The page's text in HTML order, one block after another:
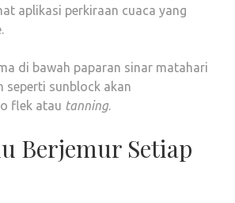
aplikasi perkiraan cuaca yang
di bawah paparan sinar matahari
seperti sunblock akan
flek atau tanning.
Berjemur Setiap